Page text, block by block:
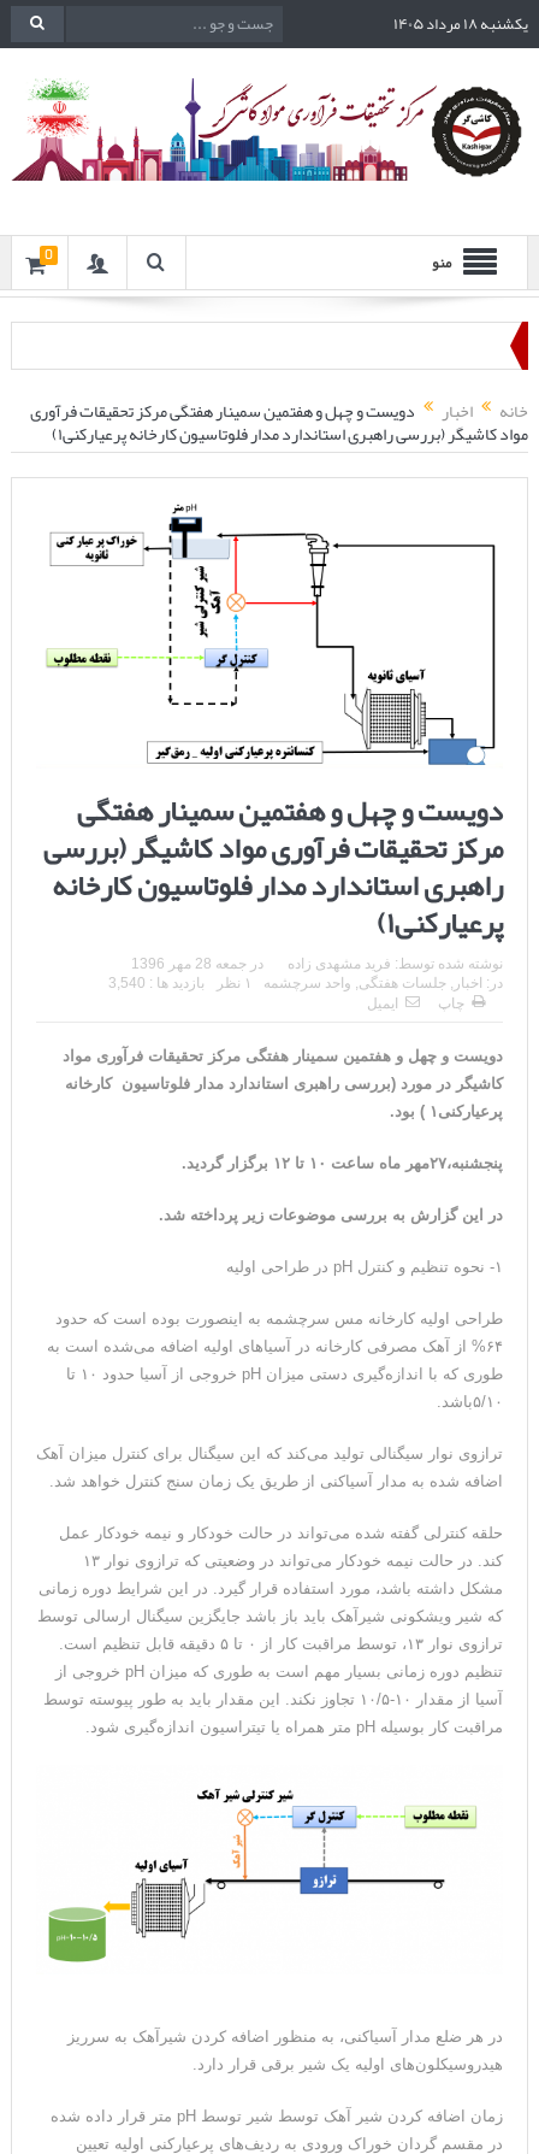
یکشنبه ۱۸ مرداد ۱۴۰۵
منو 0
خانه اخبار دویست و چهل و هفتمین سمینار هفتگی مرکز تحقیقات فرآوری
مواد کاشیگر (بررسی راهبری استاندارد مدار فلوتاسیون کارخانه پرعیارکنی۱)
دویست و چهل و هفتمین سمینار هفتگی
مرکز تحقیقات فرآوری مواد کاشیگر (بررسی
راهبری استاندارد مدار فلوتاسیون کارخانه
پرعیارکنی۱)
نوشته شده توسط: فرید مشهدی زاده در جمعه 28 مهر 1396
در: اخبار , جلسات هفتگی, واحد سرچشمه ۱ نظر
بازدید ها : 3,540
چاپ
ایمیل
دویست و چهل و هفتمین سمینار هفتگی مرکز تحقیقات فرآوری مواد
کاشیگر در مورد (بررسی راهبری استاندارد مدار فلوتاسیون کارخانه
پرعیارکنی ۱ ) بود.
پنجشنبه،۲۷مهر ماه ساعت ۱۰ تا ۱۲ برگزار گردید.
در این گزارش به بررسی موضوعات زیر پرداخته شد.
۱- نحوه تنظیم و کنترل pH در طراحی اولیه
طراحی اولیه کارخانه مس سرچشمه به اینصورت بوده است که حدود
۶۴% از آهک مصرفی کارخانه در آسیاهای اولیه اضافه می‌شده ‌است به
طوری که با اندازه‌گیری دستی میزان pH خروجی از آسیا حدود ۱۰ تا
۵/۱۰باشد.
ترازوی نوار سیگنالی تولید می‌کند که این سیگنال برای کنترل میزان آهک
اضافه شده به مدار آسیاکنی از طریق یک زمان سنج کنترل خواهد شد.
حلقه کنترلی گفته شده می‌تواند در حالت خودکار و نیمه خودکار عمل
کند. در حالت نیمه خودکار می‌تواند در وضعیتی که ترازوی نوار ۱۳
مشکل داشته باشد، مورد استفاده قرار گیرد. در این شرایط دوره زمانی
که شیر ویشکونی شیرآهک باید باز باشد جایگزین سیگنال ارسالی توسط
ترازوی نوار ۱۳، توسط مراقبت کار از ۰ تا ۵ دقیقه قابل تنظیم است.
تنظیم دوره زمانی بسیار مهم است به طوری که میزان pH خروجی از
آسیا از مقدار ۱۰-۱۰/۵ تجاوز نکند. این مقدار باید به طور پیوسته توسط
مراقبت کار بوسیله pH متر همراه یا تیتراسیون اندازه‌گیری شود.
در هر ضلع مدار آسیاکنی، به منظور اضافه کردن شیرآهک به سرریز
هیدروسیکلون‌های اولیه یک شیر برقی قرار دارد.
زمان اضافه کردن شیر آهک توسط شیر توسط pH متر قرار داده شده
در مقسم گردان خوراک ورودی به ردیف‌های پرعیارکنی اولیه تعیین